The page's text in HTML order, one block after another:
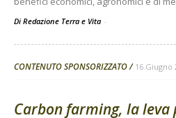
Di Redazione Terra e Vita -
CONTENUTO SPONSORIZZATO 16 Giugno
Carbon farming, la leva